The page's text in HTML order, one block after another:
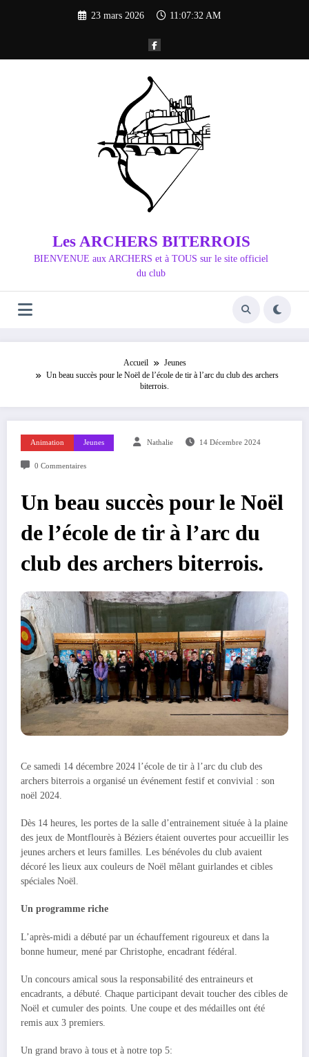
23 mars 2026 11:07:34 AM
Les ARCHERS BITERROIS
BIENVENUE aux ARCHERS et à TOUS sur le site officiel
du club
Accueil
Jeunes
Un beau succès pour le Noël de l’école de tir à l’arc du club des archers
biterrois.
Animation Jeunes Nathalie 14 Décembre 2024
0 Commentaires
Un beau succès pour le Noël
de l’école de tir à l’arc du
club des archers biterrois.
Ce samedi 14 décembre 2024 l’école de tir à l’arc du club des
archers biterrois a organisé un événement festif et convivial : son
noël 2024.
Dès 14 heures, les portes de la salle d’entrainement située à la plaine
des jeux de Montflourès à Béziers étaient ouvertes pour accueillir les
jeunes archers et leurs familles. Les bénévoles du club avaient
décoré les lieux aux couleurs de Noël mêlant guirlandes et cibles
spéciales Noël.
Un programme riche
L’après-midi a débuté par un échauffement rigoureux et dans la
bonne humeur, mené par Christophe, encadrant fédéral.
Un concours amical sous la responsabilité des entraineurs et
encadrants, a débuté. Chaque participant devait toucher des cibles de
Noël et cumuler des points. Une coupe et des médailles ont été
remis aux 3 premiers.
Un grand bravo à tous et à notre top 5: